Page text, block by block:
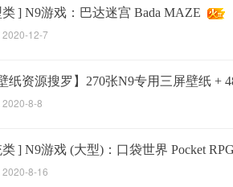
类] N9游戏：巴达迷宫 Bada MAZE
2020-12-7
壁纸资源搜罗】270张N9专用三屏壁纸 +
2020-8-8
类] N9游戏 (大型)：口袋世界 Pocket
2020-8-16